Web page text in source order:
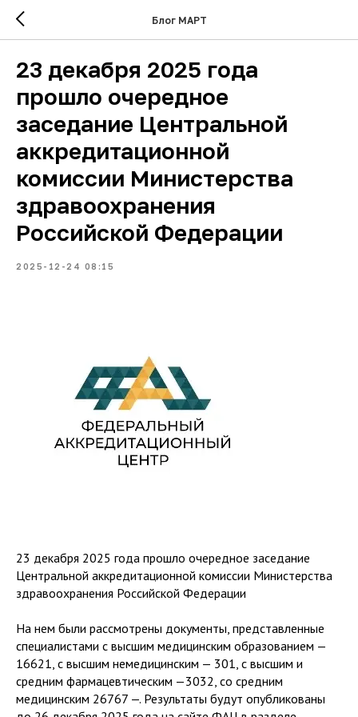
Блог МАРТ
23 декабря 2025 года
прошло очередное
заседание Центральной
аккредитационной
комиссии Министерства
здравоохранения
Российской Федерации
2025-12-24 08:15
23 декабря 2025 года прошло очередное заседание
Центральной аккредитационной комиссии Министерства
здравоохранения Российской Федерации
На нем были рассмотрены документы, представленные
специалистами с высшим медицинским образованием —
16621, с высшим немедицинским — 301, с высшим и
средним фармацевтическим —3032, со средним
медицинским 26767 —. Результаты будут опубликованы